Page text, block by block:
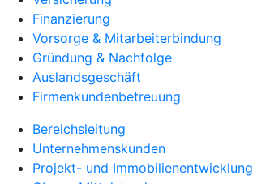
Finanzierung
Vorsorge & Mitarbeiterbindung
Gründung & Nachfolge
Auslandsgeschäft
Firmenkundenbetreuung
Bereichsleitung
Unternehmenskunden
Projekt- und Immobilienentwicklung